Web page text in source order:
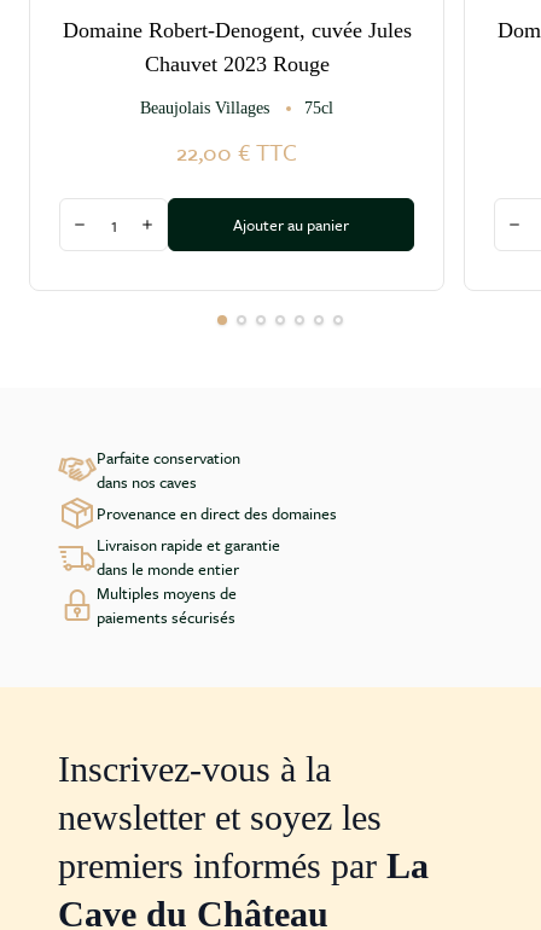
Domaine Robert-Denogent, cuvée Jules
Chauvet 2023 Rouge
Beaujolais Villages 75cl
22,00 €TTC
Diminuer la quantité
Augmenter la quantité
Ajouter au panier
Parfaite conservation
dans nos caves
Provenance en direct des domaines
Livraison rapide et garantie
dans le monde entier
Multiples moyens de
paiements sécurisés
Inscrivez-vous à la
newsletter et soyez les
premiers informés par La
Cave du Château